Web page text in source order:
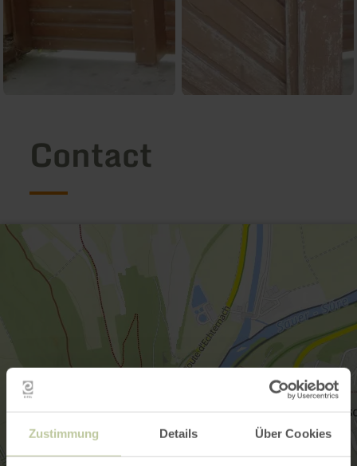
Zustimmung Details Über Cookies
Contact